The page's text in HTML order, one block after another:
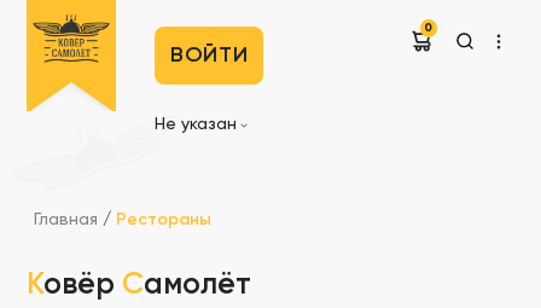
Не указан
0
ВОЙТИ
Главная / Рестораны
Ковёр Самолёт